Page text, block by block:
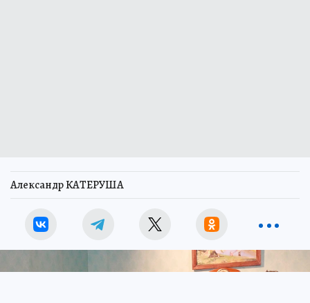
Александр КАТЕРУША